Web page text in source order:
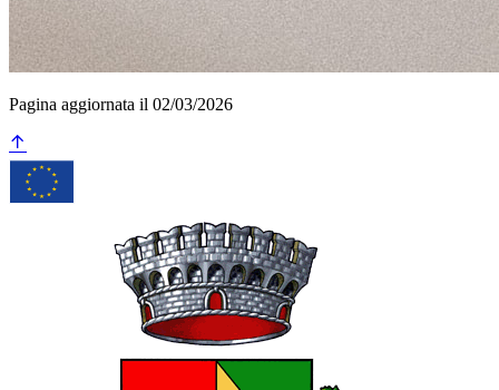
Pagina aggiornata il 02/03/2026